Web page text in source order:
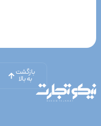
بازگشت
به بالا